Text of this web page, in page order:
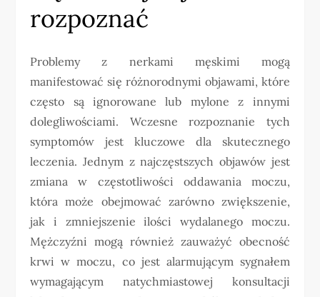
rozpoznać
Problemy z nerkami męskimi mogą
manifestować się różnorodnymi objawami, które
często są ignorowane lub mylone z innymi
dolegliwościami. Wczesne rozpoznanie tych
symptomów jest kluczowe dla skutecznego
leczenia. Jednym z najczęstszych objawów jest
zmiana w częstotliwości oddawania moczu,
która może obejmować zarówno zwiększenie,
jak i zmniejszenie ilości wydalanego moczu.
Mężczyźni mogą również zauważyć obecność
krwi w moczu, co jest alarmującym sygnałem
wymagającym natychmiastowej konsultacji